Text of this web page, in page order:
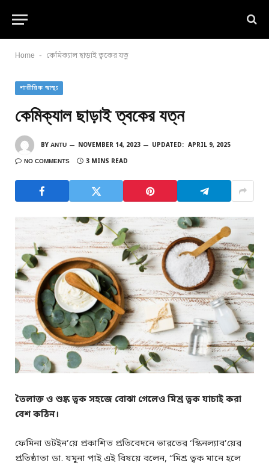
Home - কেমিক্যাল ছাড়াই ত্বকের যত্ন
শারীরিক স্বাস্থ্য
কেমিক্যাল ছাড়াই ত্বকের যত্ন
BY ANTU NOVEMBER 14, 2023 UPDATED: APRIL 9, 2025
NO COMMENTS 3 MINS READ
তৈলাক্ত ও শুষ্ক ত্বক সহজে বোঝা গেলেও মিশ্র ত্বক যাচাই করা
বেশ কঠিন।
ফেমিনা ডটইন’য়ে প্রকাশিত প্রতিবেদনে ভারতের ‘স্কিনল্যাব’য়ের
প্রতিষ্ঠাতা ডা. যমুনা পাই এই বিষয়ে বলেন, “মিশ্র ত্বক মানে হলে